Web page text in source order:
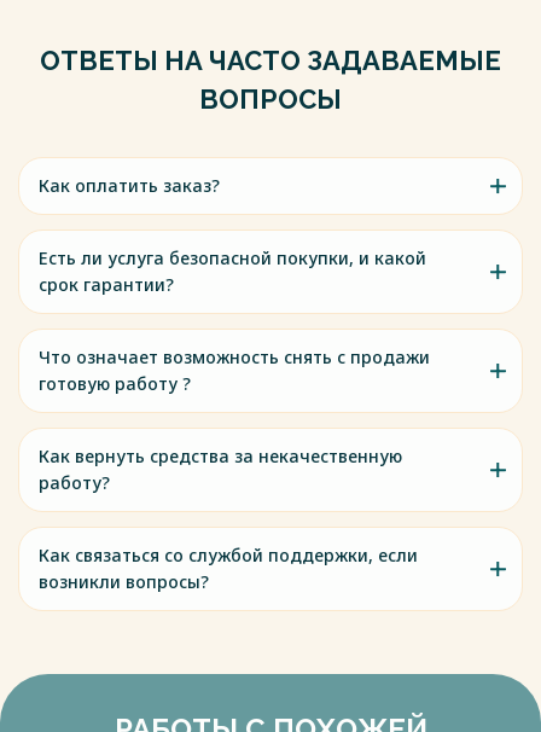
ОТВЕТЫ НА ЧАСТО ЗАДАВАЕМЫЕ
ВОПРОСЫ
Как оплатить заказ?
Есть ли услуга безопасной покупки, и какой
срок гарантии?
Что означает возможность снять с продажи
готовую работу ?
Как вернуть средства за некачественную
работу?
Как связаться со службой поддержки, если
возникли вопросы?